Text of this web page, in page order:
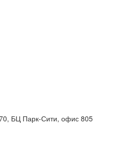
БЦ Парк-Сити, офис 805